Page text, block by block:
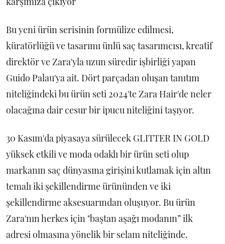
Bu yeni ürün serisinin formülize edilmesi,
küratörlüğü ve tasarımı ünlü saç tasarımcısı, kreatif
direktör ve Zara'yla uzun süredir işbirliği yapan
Guido Palau'ya ait. Dört parçadan oluşan tanıtım
niteliğindeki bu ürün seti 2024'te Zara Hair'de neler
olacağına dair cesur bir ipucu niteliğini taşıyor.
30 Kasım'da piyasaya sürülecek GLITTER IN GOLD
yüksek etkili ve moda odaklı bir ürün seti olup
markanın saç dünyasına girişini kutlamak için altın
temalı iki şekillendirme ürününden ve iki
şekillendirme aksesuarından oluşuyor. Bu ürün
Zara'nın herkes için "baştan aşağı modanın” ilk
adresi olmasına yönelik bir selam niteliğinde.